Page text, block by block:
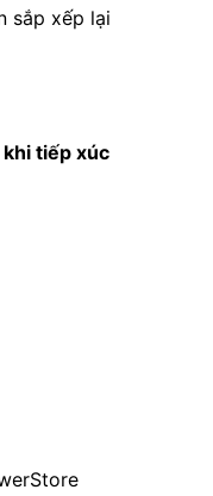
sắp xếp lại
tiếp xúc